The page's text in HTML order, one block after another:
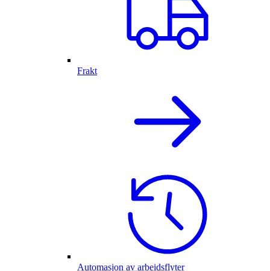
Frakt
Automasjon av arbeidsflyter